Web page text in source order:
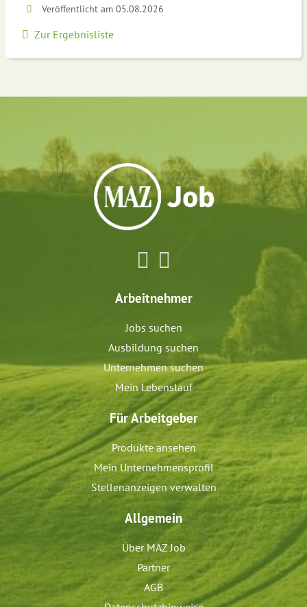
Veröffentlicht am 05.08.2026
Zur Ergebnisliste
Arbeitnehmer
Jobs suchen
Ausbildung suchen
Unternehmen suchen
Mein Lebenslauf
Für Arbeitgeber
Produkte ansehen
Mein Unternehmensprofil
Stellenanzeigen verwalten
Allgemein
Über MAZ Job
Partner
AGB